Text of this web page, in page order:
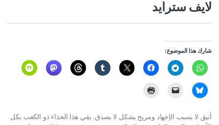
لايف سترايد
شارك هذا الموضوع:
أنيق لا يسبب الإجهاد ومريح بشكل لا يصدق. يفي هذا الحذاء ذو الكعب بكل